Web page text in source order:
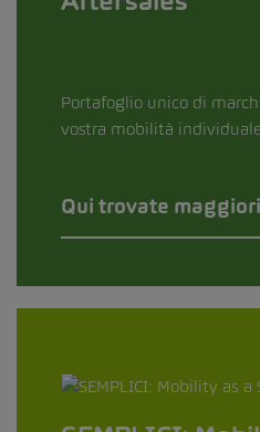
Portafoglio unico di
vostra mobilità
Qui trovate